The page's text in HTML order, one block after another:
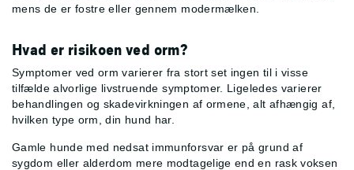
mens de er fostre eller gennem modermælken.
Hvad er risikoen ved orm?
Symptomer ved orm varierer fra stort set ingen til i visse
tilfælde alvorlige livstruende symptomer. Ligeledes varierer
behandlingen og skadevirkningen af ormene, alt afhængig af,
hvilken type orm, din hund har.
Gamle hunde med nedsat immunforsvar er på grund af
sygdom eller alderdom mere modtagelige end en rask voksen